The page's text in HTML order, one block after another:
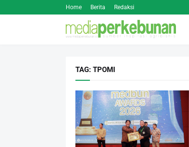
Home Berita Redaksi
TAG: TPOMI